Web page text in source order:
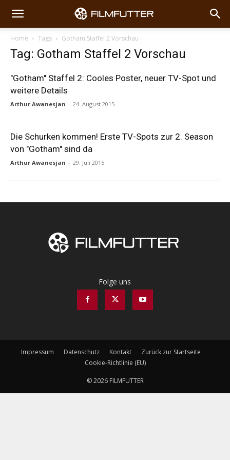
Home Tags Gotham Staffel 2 Vorschau
Tag: Gotham Staffel 2 Vorschau
"Gotham" Staffel 2: Cooles Poster, neuer TV-Spot und
weitere Details
Arthur Awanesjan - 24. August 2015
Die Schurken kommen! Erste TV-Spots zur 2. Season
von "Gotham" sind da
Arthur Awanesjan - 29. Juli 2015
Folge uns
Impressum Datenschutz Kontakt
Zurück zur Startseite
Cookie-Richtlinie (EU)
© 2026 FILMFUTTER